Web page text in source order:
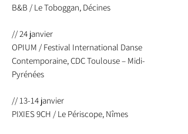
B&B / Le Toboggan, Décines
// 24 janvier
OPIUM / Festival International Danse
Contemporaine, CDC Toulouse – Midi-
Pyrénées
// 13-14 janvier
PIXIES 9CH / Le Périscope, Nîmes